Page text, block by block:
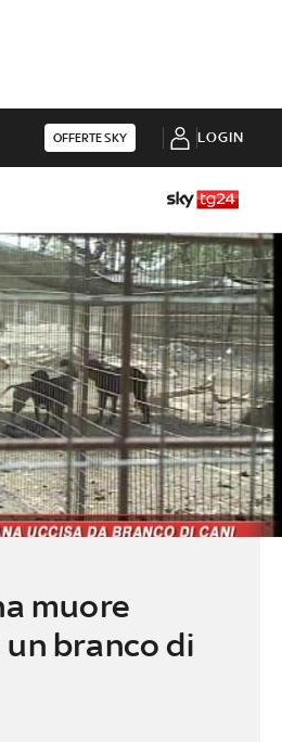
OFFERTE SKY LOGIN
muore
branco di